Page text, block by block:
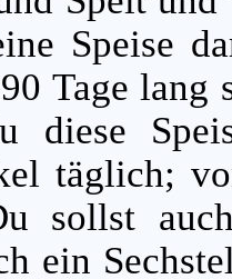
Speise
Tage lang
diese
täglich;
sollst
ein